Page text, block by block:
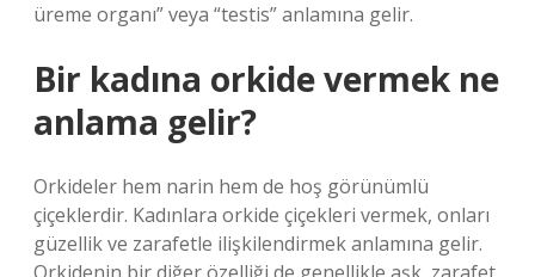
üreme organı” veya “testis” anlamına gelir.
Bir kadına orkide vermek ne
anlama gelir?
Orkideler hem narin hem de hoş görünümlü
çiçeklerdir. Kadınlara orkide çiçekleri vermek, onları
güzellik ve zarafetle ilişkilendirmek anlamına gelir.